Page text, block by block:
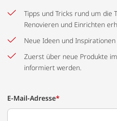
Tipps und Tricks rund um die
Renovieren und Einrichten
Neue Ideen und
Zuerst über neue Produkte
informiert werden.
E-Mail-Adresse*